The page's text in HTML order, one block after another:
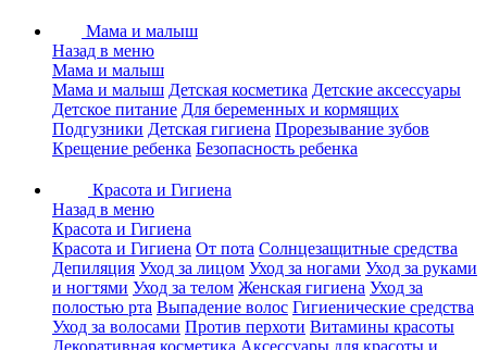
Мама и малыш
Назад в меню
Мама и малыш
Мама и малыш Детская косметика Детские аксессуары
Детское питание Для беременных и кормящих
Подгузники Детская гигиена Прорезывание зубов
Крещение ребенка Безопасность ребенка
Красота и Гигиена
Назад в меню
Красота и Гигиена
Красота и Гигиена От пота Солнцезащитные средства
Депиляция Уход за лицом Уход за ногами Уход за руками
и ногтями Уход за телом Женская гигиена Уход за
полостью рта Выпадение волос Гигиенические средства
Уход за волосами Против перхоти Витамины красоты
Декоративная косметика Аксессуары для красоты и